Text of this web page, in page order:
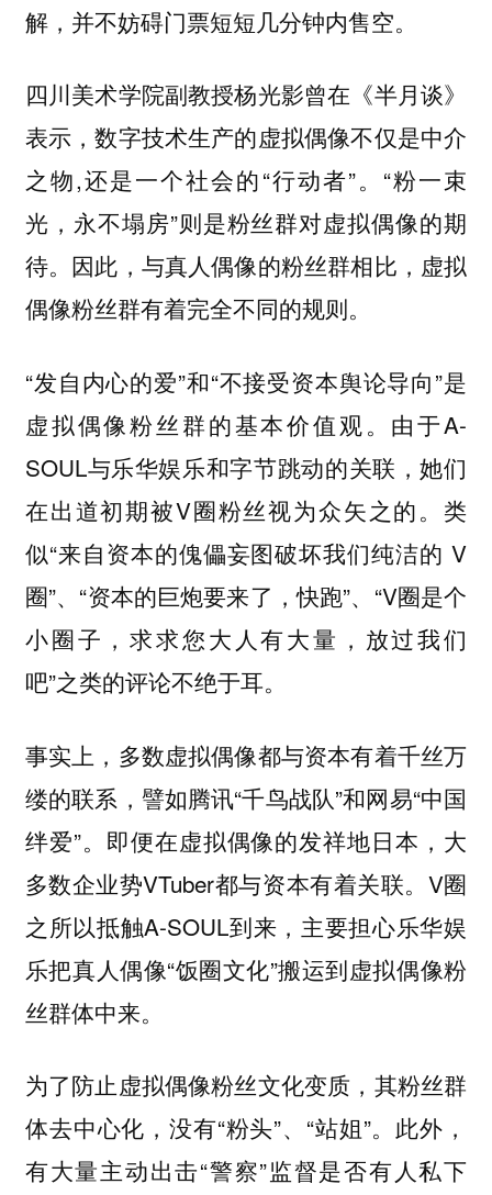
解，并不妨碍门票短短几分钟内售空。
四川美术学院副教授杨光影曾在《半月谈》
表示，数字技术生产的虚拟偶像不仅是中介
之物,还是一个社会的“行动者”。“粉一束
光，永不塌房”则是粉丝群对虚拟偶像的期
待。因此，与真人偶像的粉丝群相比，虚拟
偶像粉丝群有着完全不同的规则。
“发自内心的爱”和“不接受资本舆论导向”是
虚拟偶像粉丝群的基本价值观。由于A-
SOUL与乐华娱乐和字节跳动的关联，她们
在出道初期被V圈粉丝视为众矢之的。类
似“来自资本的傀儡妄图破坏我们纯洁的 V
圈”、“资本的巨炮要来了，快跑”、“V圈是个
小圈子，求求您大人有大量，放过我们
吧”之类的评论不绝于耳。
事实上，多数虚拟偶像都与资本有着千丝万
缕的联系，譬如腾讯“千鸟战队”和网易“中国
绊爱”。即便在虚拟偶像的发祥地日本，大
多数企业势VTuber都与资本有着关联。V圈
之所以抵触A-SOUL到来，主要担心乐华娱
乐把真人偶像“饭圈文化”搬运到虚拟偶像粉
丝群体中来。
为了防止虚拟偶像粉丝文化变质，其粉丝群
体去中心化，没有“粉头”、“站姐”。此外，
有大量主动出击“警察”监督是否有人私下